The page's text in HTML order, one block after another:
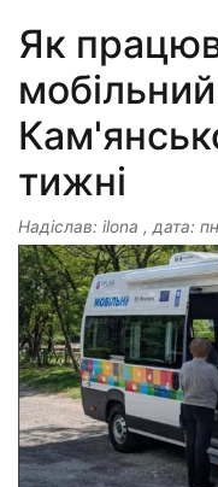
Як
тижні
Надіслав: ilona , дата: